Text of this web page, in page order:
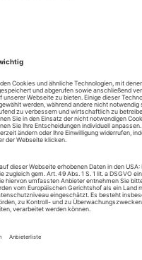
Mozart, seine Vorliebe für
in «Don Giovanni»
bislang gar nicht
auch nicht
der Direktor des
ob ich nicht Lust
Das war vor sechs
gesehen....
inspiriert
astrologi ­immaginari» live
die diese Buffa in Auftrag